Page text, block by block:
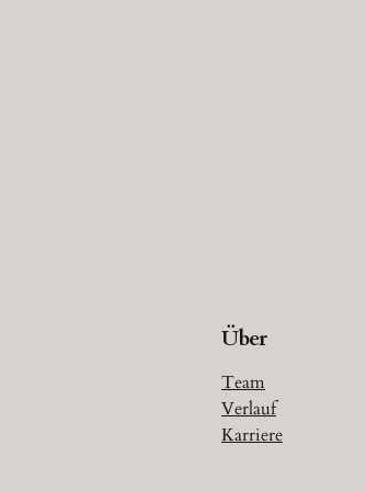
Über
Team
Verlauf
Karriere